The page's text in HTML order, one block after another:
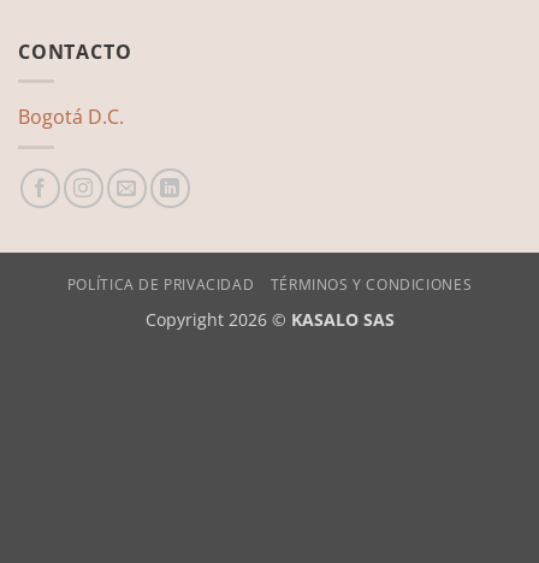
CONTACTO
Bogotá D.C.
POLÍTICA DE PRIVACIDAD TÉRMINOS Y CONDICIONES
Copyright 2026 © KASALO SAS